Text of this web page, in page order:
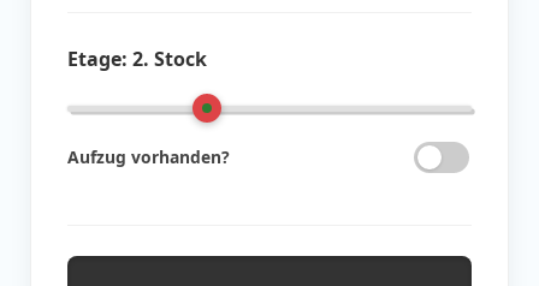
Etage: 2. Stock
Aufzug vorhanden?